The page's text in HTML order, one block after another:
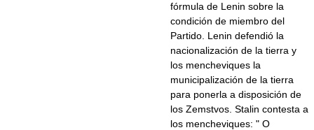
fórmula de Lenin sobre la
condición de miembro del
Partido. Lenin defendió la
nacionalización de la tierra y
los mencheviques la
municipalización de la tierra
para ponerla a disposición de
los Zemstvos. Stalin contesta a
los mencheviques: " O